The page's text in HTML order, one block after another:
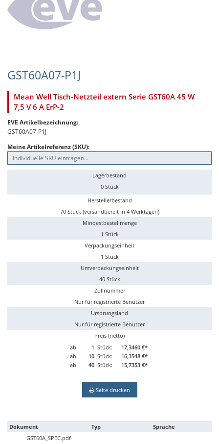
GST60A07-P1J
Mean Well Tisch-Netzteil extern Serie GST60A 45 W
7,5 V 6 A ErP-2
EVE Artikelbezeichnung:
GST60A07-P1J
Meine Artikelreferenz (SKU):
Lagerbestand
0 Stück
Herstellerbestand
70 Stück (versandbereit in 4 Werktagen)
Mindestbestellmenge
1 Stück
Verpackungseinheit
1 Stück
Umverpackungseinheit
40 Stück
Zollnummer
Nur für registrierte Benutzer
Ursprungsland
Nur für registrierte Benutzer
Preis (netto)
ab
1 Stück:
17,3460 €*
ab
10 Stück:
16,3548 €*
ab
40 Stück: 15,7353 €*
Seite drucken
Dokument Typ
Sprache
GST60A_SPEC.pdf